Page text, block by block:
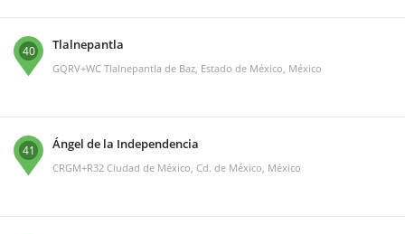
40 Tlalnepantla
GQRV+WC Tlalnepantla de Baz, Estado de México, México
41 Ángel de la Independencia
CRGM+R32 Ciudad de México, Cd. de México, México